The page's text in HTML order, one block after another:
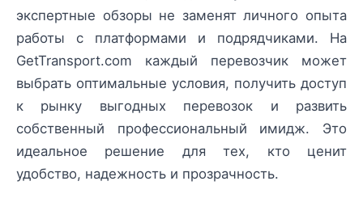
экспертные обзоры не заменят личного опыта
работы с платформами и подрядчиками. На
GetTransport.com каждый перевозчик может
выбрать оптимальные условия, получить доступ
к рынку выгодных перевозок и развить
собственный профессиональный имидж. Это
идеальное решение для тех, кто ценит
удобство, надежность и прозрачность.